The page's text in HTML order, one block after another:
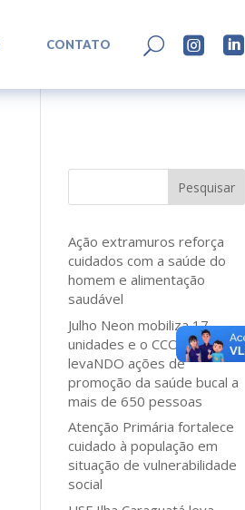
CONTATO U  
Pesquisar
Ação extramuros reforça
cuidados com a saúde do
homem e alimentação
saudável
Julho Neon mobiliza 17
unidades e o CCO Norte
levaNDO ações de
promoção da saúde bucal a
mais de 650 pessoas
Atenção Primária fortalece
cuidado à população em
situação de vulnerabilidade
social